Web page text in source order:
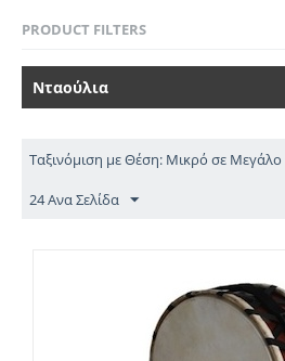
PRODUCT FILTERS
Νταούλια
Ταξινόμιση με Θέση: Μικρό σε Μεγάλο
24 Ανα Σελίδα